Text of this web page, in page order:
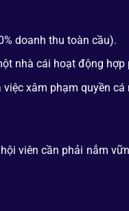
doanh thu toàn cầu).
nhà cái hoạt động hợp
xâm phạm quyền cá
viên cần phải nắm